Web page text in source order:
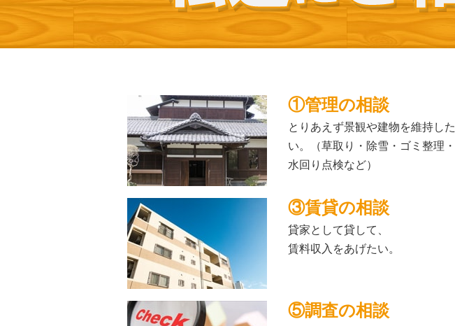
①管理の相談
とりあえず景観や建物を維持した
い。（草取り・除雪・ゴミ整理・
水回り点検など）
③賃貸の相談
貸家として貸して、
賃料収入をあげたい。
⑤調査の相談